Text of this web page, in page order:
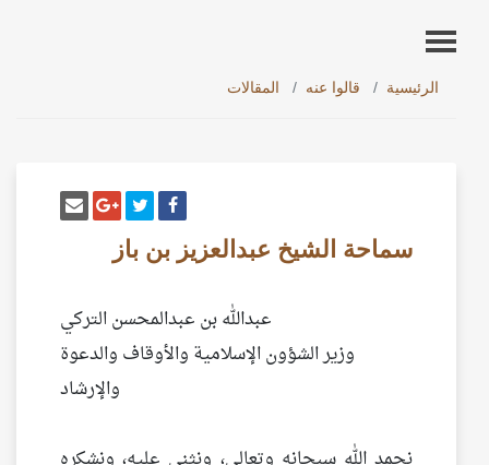
الرئيسية قالوا عنه المقالات
شارك على فيسبوك
أنشر تغريدةشارك على
سماحة الشيخ عبدالعزيز بن باز
عبدالله بن عبدالمحسن التركي
وزير الشؤون الإسلامية والأوقاف والدعوة
والإرشاد